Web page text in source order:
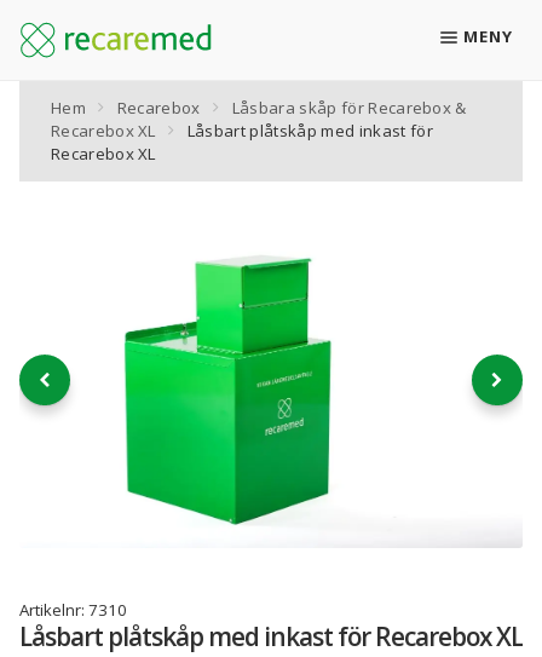
MENY
Boka retur
Recarebox för läkemedelsavfall
Retursystemet Recarebox
Retursystemet Recarebox XL
Låsbara skåp för Recarebox & Recarebox XL
Plåsterbox för läkemedelsplåster
INFORMATION
Hem Recarebox
Låsbara skåp för Recarebox &
Recarebox XL
Låsbart plåtskåp med inkast för
Recarebox XL
Artikelnr: 7310
Låsbart plåtskåp med inkast för Recarebox XL